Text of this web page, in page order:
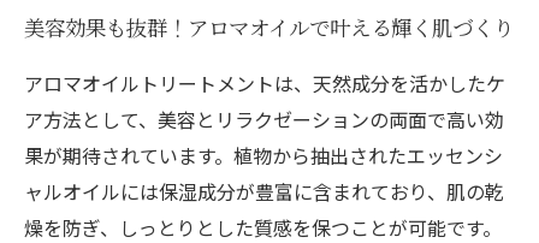
美容効果も抜群！アロマオイルで叶える輝く肌づくり
アロマオイルトリートメントは、天然成分を活かしたケ
ア方法として、美容とリラクゼーションの両面で高い効
果が期待されています。植物から抽出されたエッセンシ
ャルオイルには保湿成分が豊富に含まれており、肌の乾
燥を防ぎ、しっとりとした質感を保つことが可能です。